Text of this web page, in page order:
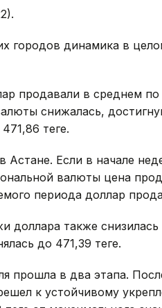
городов динамика в
продавали в среднем по
снижалась,
теңге.
Астане. Если в начале
валюты цена
периода доллар
также снизилась
до 471,39 теңге.
прошла в два этапа.
к устойчивому